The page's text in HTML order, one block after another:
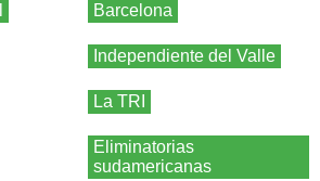
Barcelona
Independiente del Valle
La TRI
Eliminatorias
sudamericanas